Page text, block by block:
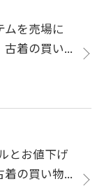
ムを売場に
古着の買い...
とお値下げ
の買い物...